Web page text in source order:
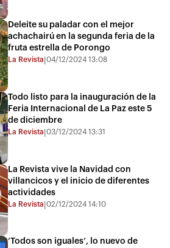
Deleite su paladar con el mejor
achachairú en la segunda feria de la
fruta estrella de Porongo
La Revista |04/12/2024 13:08
Todo listo para la inauguración de la
Feria Internacional de La Paz este 5
de diciembre
La Revista |03/12/2024 13:31
La Revista vive la Navidad con
villancicos y el inicio de diferentes
actividades
La Revista |02/12/2024 14:10
‘Todos son iguales’, lo nuevo de